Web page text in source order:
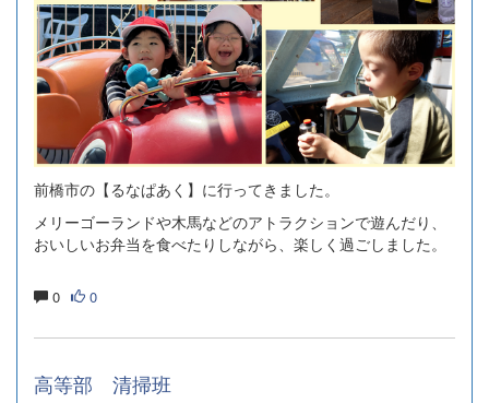
前橋市の【るなぱあく】に行ってきました。
メリーゴーランドや木馬などのアトラクションで遊んだり、
おいしいお弁当を食べたりしながら、楽しく過ごしました。
0 0
高等部 清掃班